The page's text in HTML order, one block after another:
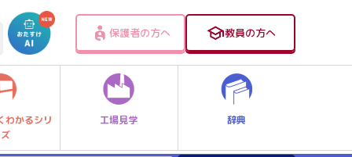
保護者の方へ 教員の方へ
わかるシリ
工場見学 辞典